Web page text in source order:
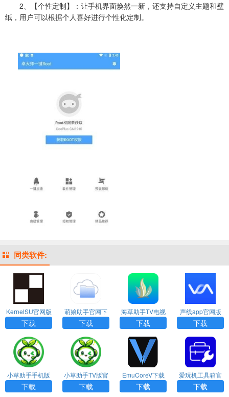
2、【个性定制】：让手机界面焕然一新，还支持自定义主题和壁
纸，用户可以根据个人喜好进行个性化定制。
同类软件:
KernelSU官网版
下载
下载
萌娘助手官网下
载安装最新版
下载
海草助手TV电视
版下载
下载
声线app官网版
下载
下载
小草助手手机版
官网下载
下载
小草助手TV版官
方下载
下载
EmuCoreV下载
下载
爱玩机工具箱官
网下载
下载